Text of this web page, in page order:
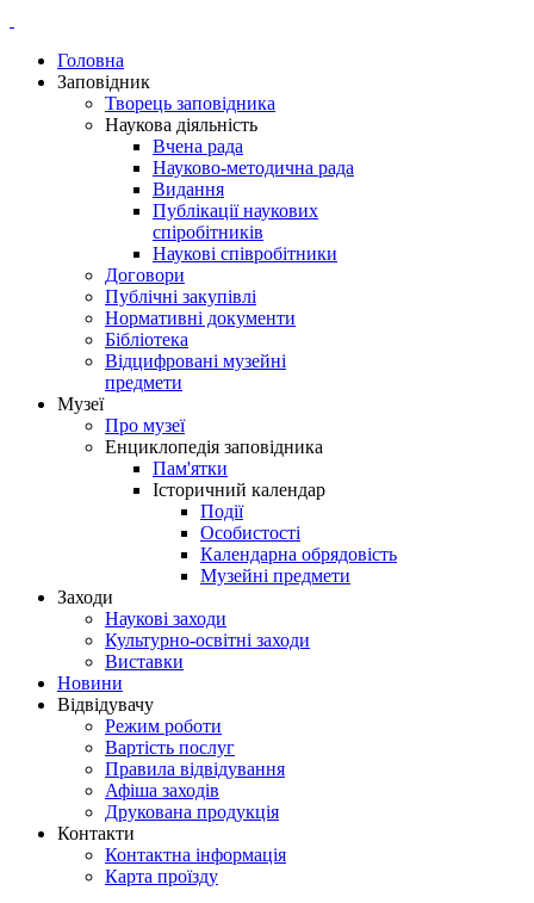
Головна
Заповідник
Творець заповідника
Наукова діяльність
Вчена рада
Науково-методична рада
Видання
Публікації наукових
спіробітників
Наукові співробітники
Договори
Публічні закупівлі
Нормативні документи
Бібліотека
Відцифровані музейні
предмети
Музеї
Про музеї
Енциклопедія заповідника
Пам'ятки
Історичний календар
Події
Особистості
Календарна обрядовість
Музейні предмети
Заходи
Наукові заходи
Культурно-освітні заходи
Виставки
Новини
Відвідувачу
Режим роботи
Вартість послуг
Правила відвідування
Афіша заходів
Друкована продукція
Контакти
Контактна інформація
Карта проїзду